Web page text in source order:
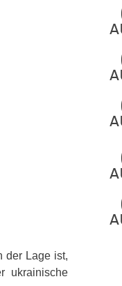
der Lage ist,
ukrainische